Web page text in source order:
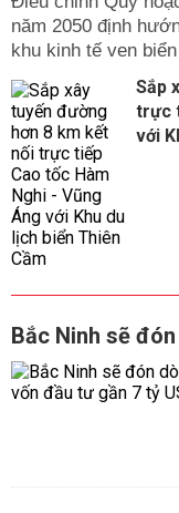
năm 2050 định
khu kinh tế ven
Sắp
trực
với
Bắc Ninh sẽ